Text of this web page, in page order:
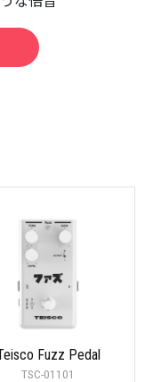
Fuzz Pedal
TSC-01101